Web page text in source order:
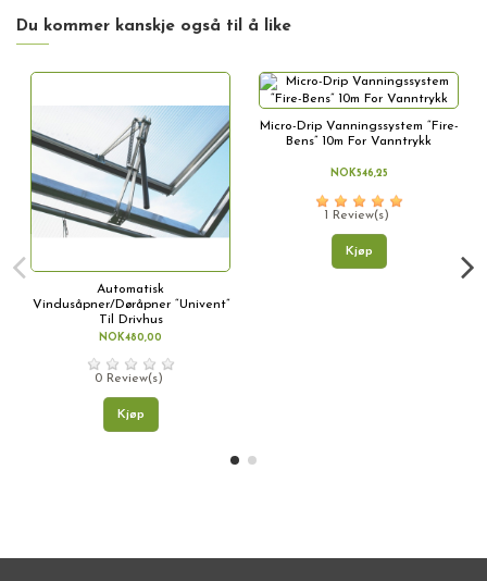
Du kommer kanskje også til å like
Automatisk
Vindusåpner/Døråpner “Univent”
Til Drivhus
NOK480,00
0 Review(s)
Kjøp
Micro-Drip Vanningssystem “Fire-
Bens” 10m For Vanntrykk
NOK546,25
1 Review(s)
Kjøp